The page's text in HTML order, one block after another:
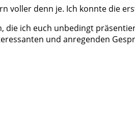
voller denn je. Ich konnte die
die ich euch unbedingt
und anregenden